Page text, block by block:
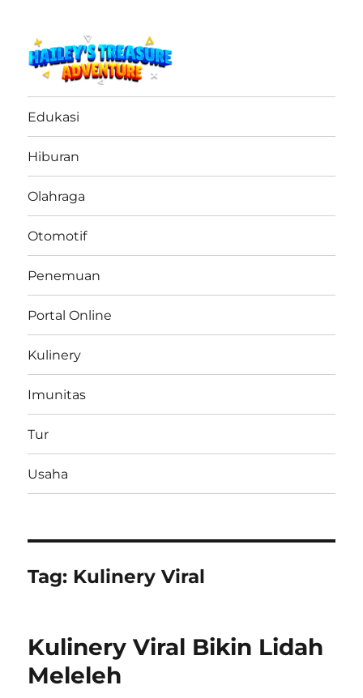
haileystreasureadventure.net
Edukasi
Hiburan
Olahraga
Otomotif
Penemuan
Portal Online
Kulinery
Imunitas
Tur
Usaha
Tag: Kulinery Viral
Kulinery Viral Bikin Lidah
Meleleh